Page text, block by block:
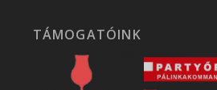
TÁMOGATÓINK